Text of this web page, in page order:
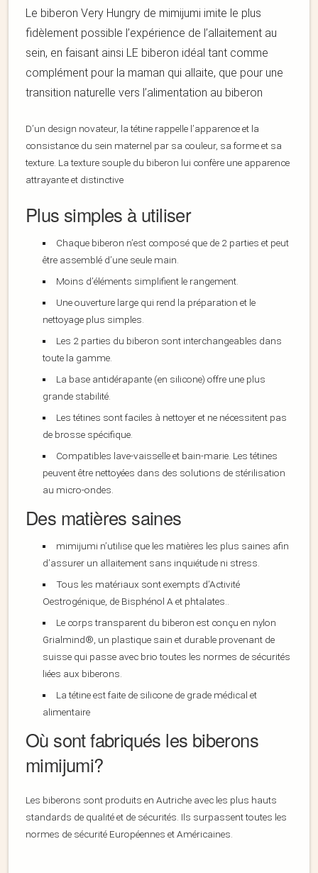
Le biberon Very Hungry de mimijumi imite le plus
fidèlement possible l’expérience de l’allaitement au
sein, en faisant ainsi LE biberon idéal tant comme
complément pour la maman qui allaite, que pour une
transition naturelle vers l’alimentation au biberon
D’un design novateur, la tétine rappelle l’apparence et la
consistance du sein maternel par sa couleur, sa forme et sa
texture. La texture souple du biberon lui confère une apparence
attrayante et distinctive
Plus simples à utiliser
Chaque biberon n’est composé que de 2 parties et peut
être assemblé d’une seule main.
Moins d’éléments simplifient le rangement.
Une ouverture large qui rend la préparation et le
nettoyage plus simples.
Les 2 parties du biberon sont interchangeables dans
toute la gamme.
La base antidérapante (en silicone) offre une plus
grande stabilité.
Les tétines sont faciles à nettoyer et ne nécessitent pas
de brosse spécifique.
Compatibles lave-vaisselle et bain-marie. Les tétines
peuvent être nettoyées dans des solutions de stérilisation
au micro-ondes.
Des matières saines
mimijumi n’utilise que les matières les plus saines afin
d’assurer un allaitement sans inquiétude ni stress.
Tous les matériaux sont exempts d’Activité
Oestrogénique, de Bisphénol A et phtalates..
Le corps transparent du biberon est conçu en nylon
Grialmind®, un plastique sain et durable provenant de
suisse qui passe avec brio toutes les normes de sécurités
liées aux biberons.
La tétine est faite de silicone de grade médical et
alimentaire
Où sont fabriqués les biberons
mimijumi?
Les biberons sont produits en Autriche avec les plus hauts
standards de qualité et de sécurités. Ils surpassent toutes les
normes de sécurité Européennes et Américaines.